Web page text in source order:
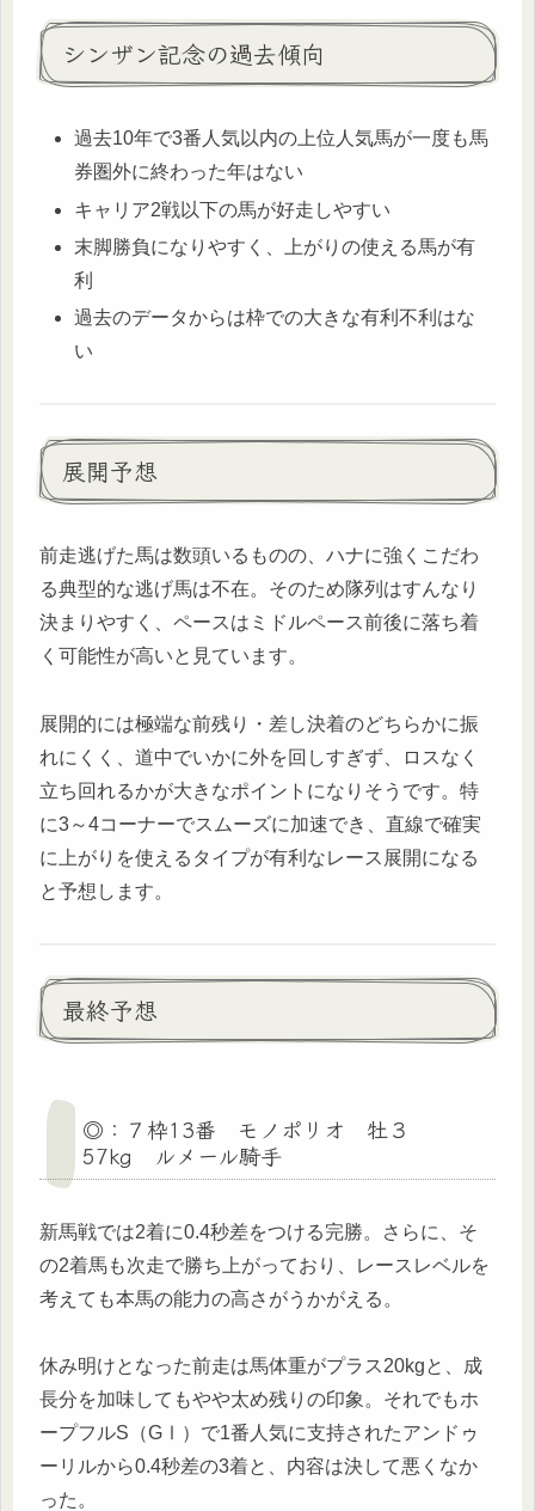
シンザン記念の過去傾向
過去10年で3番人気以内の上位人気馬が一度も馬
券圏外に終わった年はない
キャリア2戦以下の馬が好走しやすい
末脚勝負になりやすく、上がりの使える馬が有
利
過去のデータからは枠での大きな有利不利はな
い
展開予想
前走逃げた馬は数頭いるものの、ハナに強くこだわ
る典型的な逃げ馬は不在。そのため隊列はすんなり
決まりやすく、ペースはミドルペース前後に落ち着
く可能性が高いと見ています。
展開的には極端な前残り・差し決着のどちらかに振
れにくく、道中でいかに外を回しすぎず、ロスなく
立ち回れるかが大きなポイントになりそうです。特
に3～4コーナーでスムーズに加速でき、直線で確実
に上がりを使えるタイプが有利なレース展開になる
と予想します。
最終予想
◎：７枠13番 モノポリオ 牡３
57kg ルメール騎手
新馬戦では2着に0.4秒差をつける完勝。さらに、そ
の2着馬も次走で勝ち上がっており、レースレベルを
考えても本馬の能力の高さがうかがえる。
休み明けとなった前走は馬体重がプラス20kgと、成
長分を加味してもやや太め残りの印象。それでもホ
ープフルS（GⅠ）で1番人気に支持されたアンドゥ
ーリルから0.4秒差の3着と、内容は決して悪くなか
った。